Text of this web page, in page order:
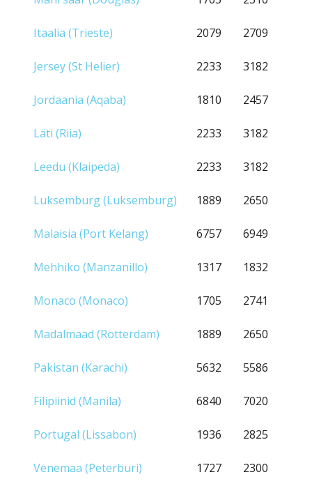
Itaalia (Trieste) 2079 2709
Jersey (St Helier) 2233 3182
Jordaania (Aqaba) 1810 2457
Läti (Riia) 2233 3182
Leedu (Klaipeda) 2233 3182
Luksemburg (Luksemburg) 1889 2650
Malaisia (Port Kelang) 6757 6949
Mehhiko (Manzanillo) 1317 1832
Monaco (Monaco) 1705 2741
Madalmaad (Rotterdam) 1889 2650
Pakistan (Karachi) 5632 5586
Filipiinid (Manila) 6840 7020
Portugal (Lissabon) 1936 2825
Venemaa (Peterburi) 1727 2300